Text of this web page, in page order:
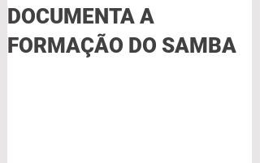
DOCUMENTA A
FORMAÇÃO DO SAMBA